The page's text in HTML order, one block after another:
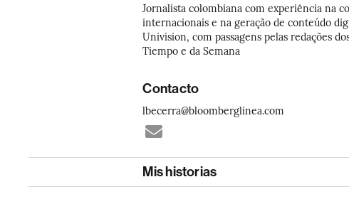
Jornalista colombiana com experiência na
internacionais e na geração de conteúdo
Univision, com passagens pelas redações
Tiempo e da Semana
Contacto
lbecerra@bloomberglinea.com
Mis historias